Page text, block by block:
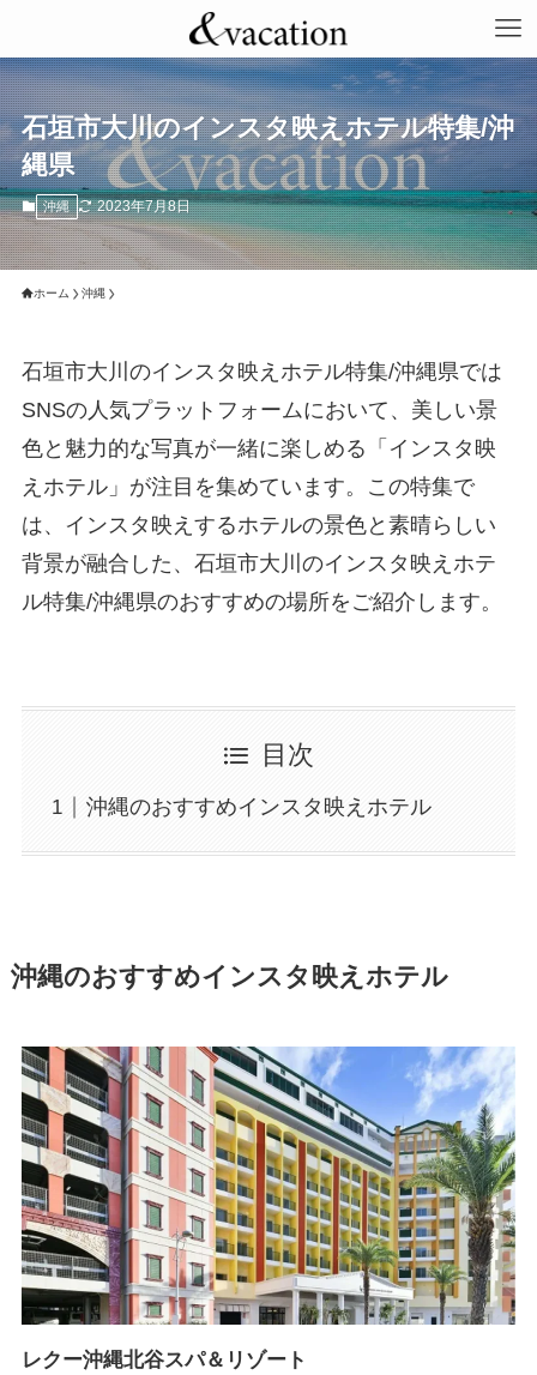
石垣市大川のインスタ映えホテル特集/沖
縄県
沖縄 2023年7月8日
ホーム 沖縄
石垣市大川のインスタ映えホテル特集/沖縄県では
SNSの人気プラットフォームにおいて、美しい景
色と魅力的な写真が一緒に楽しめる「インスタ映
えホテル」が注目を集めています。この特集で
は、インスタ映えするホテルの景色と素晴らしい
背景が融合した、石垣市大川のインスタ映えホテ
ル特集/沖縄県のおすすめの場所をご紹介します。
目次
沖縄のおすすめインスタ映えホテル
沖縄のおすすめインスタ映えホテル
レクー沖縄北谷スパ＆リゾート